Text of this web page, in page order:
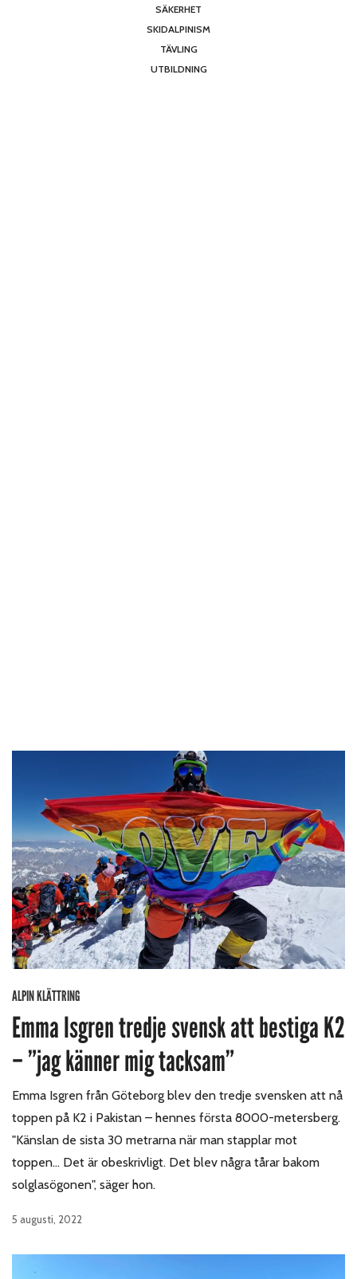
SÄKERHET
SKIDALPINISM
TÄVLING
UTBILDNING
ALPIN KLÄTTRING
Emma Isgren tredje svensk att bestiga K2
– ”jag känner mig tacksam”
Emma Isgren från Göteborg blev den tredje svensken att nå
toppen på K2 i Pakistan – hennes första 8000-metersberg.
"Känslan de sista 30 metrarna när man stapplar mot
toppen... Det är obeskrivligt. Det blev några tårar bakom
solglasögonen", säger hon.
5 augusti, 2022